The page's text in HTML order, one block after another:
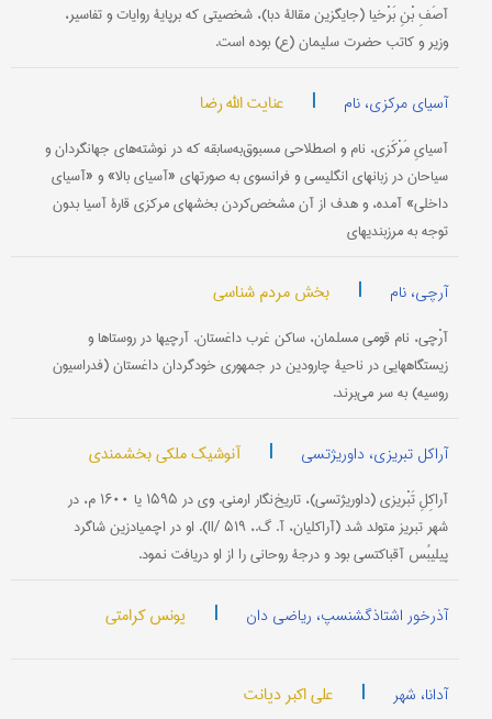
آصَفِ بْنِ ‎بَرْخیا (جایگزین مقالۀ دبا)، شخصیتی که برپایۀ روایات و تفاسیر،
وزیر و کاتب حضرت سلیمان (ع) بوده است.
آسیای مرکزی، نام | عنایت الله رضا
آسیایِ مَرْکَزی، نام و اصطلاحی مسبوق‌به‌سابقه که در نوشته‌های جهانگردان و
سیاحان در زبانهای انگلیسی و فرانسوی به صورتهای «آسیای بالا» و «آسیای
داخلی» آمده، و هدف از آن مشخص‌کردن بخشهای مرکزی قارۀ آسیا بدون
توجه به مرزبندیهای
آرچی، نام | بخش مردم شناسی
آرْچی، نام قومی مسلمان، ساکن غرب داغستان. آرچیها در روستاها و
زیستگاههایی در ناحیۀ چارودین در جمهوری خودگردان داغستان (فدراسیون
روسیه) به سر می‌برند.
آراکل تبریزی، داوریژتسی | آنوشیک ملکی بخشمندی
آراکِلِ تَبْریزی (داوریژتسی)، تاریخ‌نگار ارمنی. وی در ۱۵۹۵ یا ۱۶۰۰ م، در
شهر تبریز متولد شد (آراکلیان، آ. گ.، II/ ۵۱۹). او در اچمیادزین شاگرد
پیلیبُس آقباکتسی بود و درجۀ روحانی را از او دریافت نمود.
آذرخور اشتاذگشنسپ، ریاضی دان | یونس کرامتی
آدانا، شهر | علی اکبر دیانت